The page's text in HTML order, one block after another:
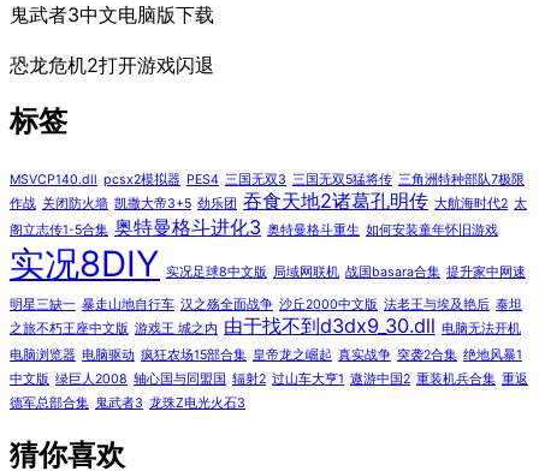
鬼武者3中文电脑版下载
恐龙危机2打开游戏闪退
标签
MSVCP140.dll pcsx2模拟器 PES4 三国无双3 三国无双5猛将传 三角洲特种部队7极限
作战 关闭防火墙 凯撒大帝3+5 劲乐团 吞食天地2诸葛孔明传 大航海时代2 太
阁立志传1-5合集 奥特曼格斗进化3 奥特曼格斗重生 如何安装童年怀旧游戏
实况8DIY 实况足球8中文版 局域网联机 战国basara合集 提升家中网速
明星三缺一 暴走山地自行车 汉之殇全面战争 沙丘2000中文版 法老王与埃及艳后 泰坦
之旅不朽王座中文版 游戏王 城之内 由于找不到d3dx9_30.dll 电脑无法开机
电脑浏览器 电脑驱动 疯狂农场15部合集 皇帝龙之崛起 真实战争 突袭2合集 绝地风暴1
中文版 绿巨人2008 轴心国与同盟国 辐射2 过山车大亨1 遨游中国2 重装机兵合集 重返
德军总部合集 鬼武者3 龙珠Z电光火石3
猜你喜欢